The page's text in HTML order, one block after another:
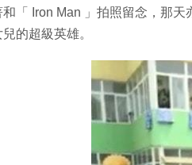
和「 Iron Man 」拍照留念，那
兒的超級英雄。